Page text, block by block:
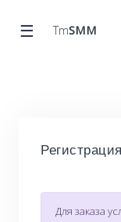
☰ TmSMM
Регистрация
Для заказа